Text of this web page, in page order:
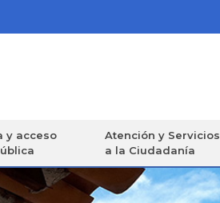
y acceso
Atención y Servicios
a la Ciudadanía